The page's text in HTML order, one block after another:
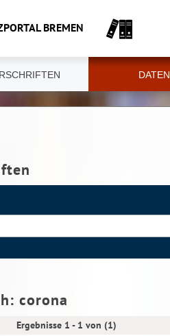
BREMEN
DATEN
corona
Ergebnisse 1 - 1 von (1)